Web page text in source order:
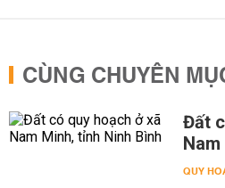
CÙNG CHUYÊN
Đất
QUY